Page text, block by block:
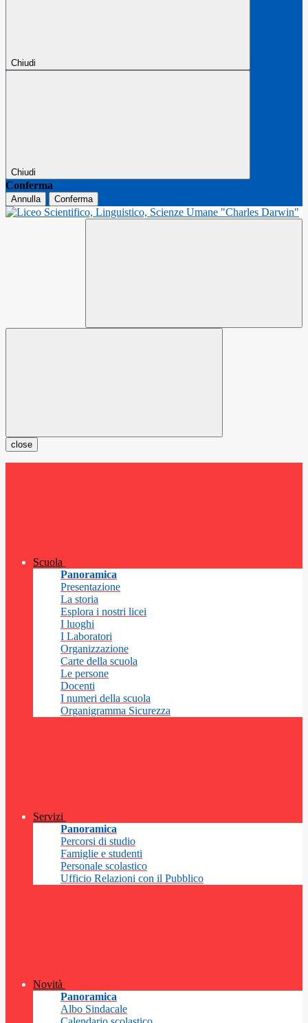
Chiudi
Chiudi
Conferma
Annulla Conferma
close
Scuola
Panoramica
Presentazione
La storia
Esplora i nostri licei
I luoghi
I Laboratori
Organizzazione
Carte della scuola
Le persone
Docenti
I numeri della scuola
Organigramma Sicurezza
Servizi
Panoramica
Percorsi di studio
Famiglie e studenti
Personale scolastico
Ufficio Relazioni con il Pubblico
Novità
Panoramica
Albo Sindacale